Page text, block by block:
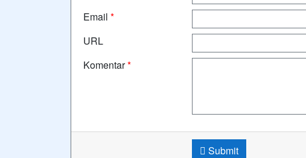
Email *
URL
Komentar*
Submit